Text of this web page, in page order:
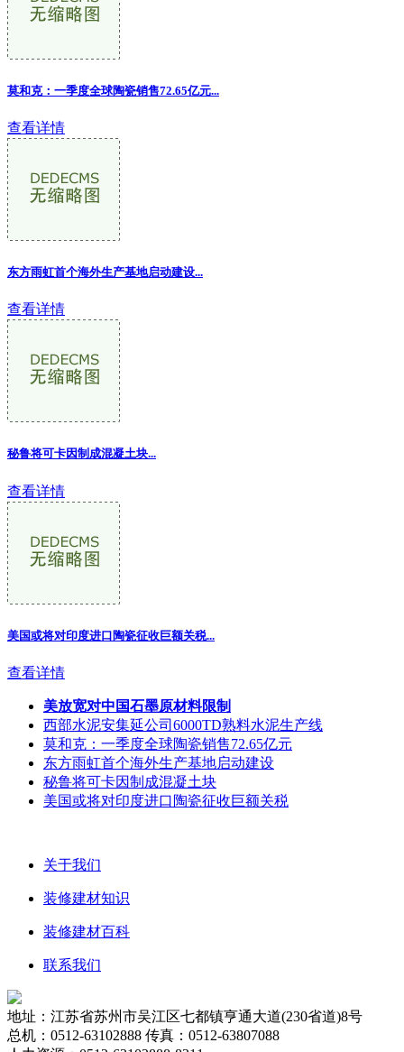
莫和克：一季度全球陶瓷销售72.65亿元...
查看详情
东方雨虹首个海外生产基地启动建设...
查看详情
秘鲁将可卡因制成混凝土块...
查看详情
美国或将对印度进口陶瓷征收巨额关税...
查看详情
美放宽对中国石墨原材料限制
西部水泥安集延公司6000TD熟料水泥生产线
莫和克：一季度全球陶瓷销售72.65亿元
东方雨虹首个海外生产基地启动建设
秘鲁将可卡因制成混凝土块
美国或将对印度进口陶瓷征收巨额关税
关于我们
装修建材知识
装修建材百科
联系我们
地址：江苏省苏州市吴江区七都镇亨通大道(230省道)8号
总机：0512-63102888 传真：0512-63807088